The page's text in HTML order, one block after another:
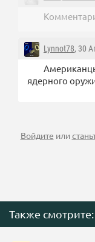
Lynnot78, 30
ядерного
Войдите или
Также смотрите: